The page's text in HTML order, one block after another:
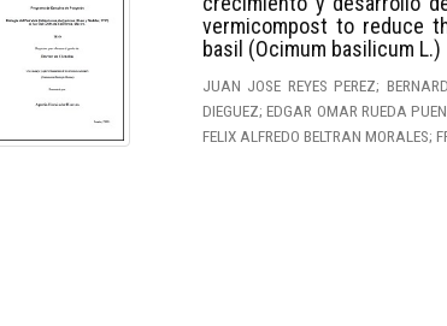
vermicompost to reduce
basil (Ocimum basilicum L.)
JUAN JOSE REYES PEREZ;
DIEGUEZ; EDGAR OMAR RUEDA
FELIX ALFREDO BELTRAN MORALES;